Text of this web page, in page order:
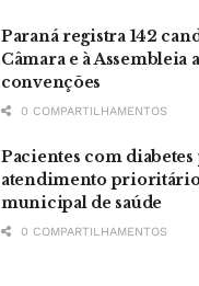
Paraná registra 142
Câmara e à Assembleia
convenções
0 COMPARTILHAMENTOS
Pacientes com diabetes
atendimento
municipal de saúde
0 COMPARTILHAMENTOS